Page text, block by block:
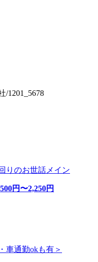
1201_5678
りのお世話メイン
円〜2,250円
車通勤okも有＞